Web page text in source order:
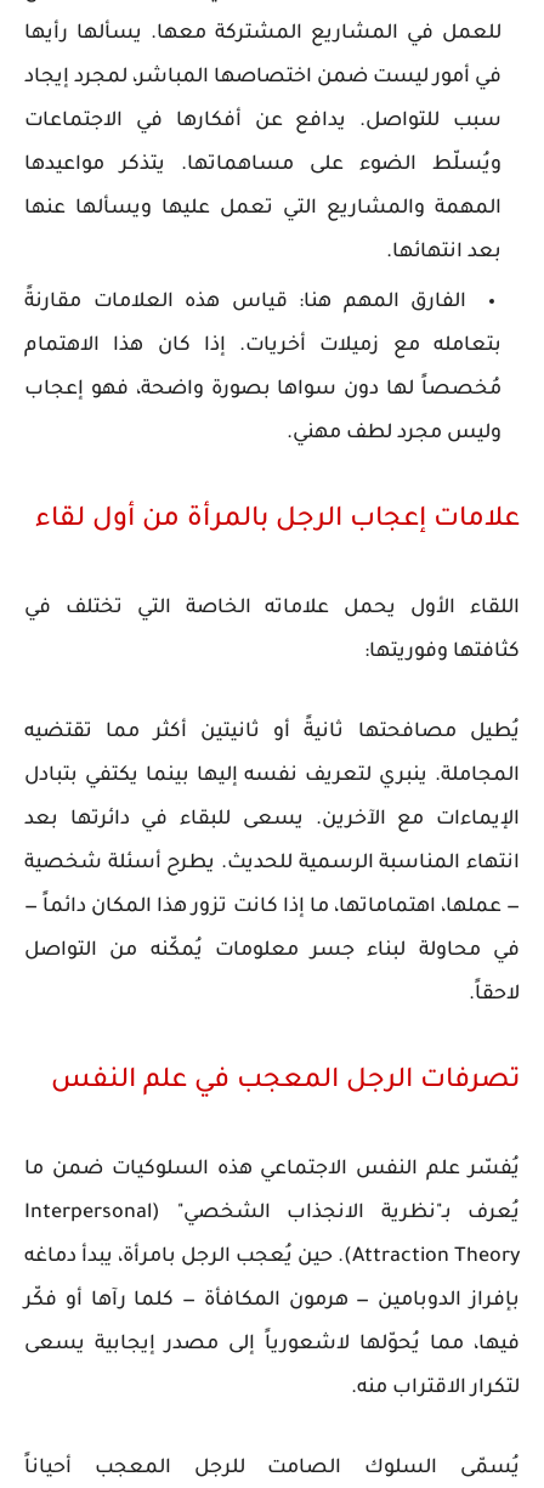
للعمل في المشاريع المشتركة معها. يسألها رأيها
في أمور ليست ضمن اختصاصها المباشر، لمجرد إيجاد
سبب للتواصل. يدافع عن أفكارها في الاجتماعات
ويُسلّط الضوء على مساهماتها. يتذكر مواعيدها
المهمة والمشاريع التي تعمل عليها ويسألها عنها
بعد انتهائها.
الفارق المهم هنا: قياس هذه العلامات مقارنةً
بتعامله مع زميلات أخريات. إذا كان هذا الاهتمام
مُخصصاً لها دون سواها بصورة واضحة، فهو إعجاب
وليس مجرد لطف مهني.
علامات إعجاب الرجل بالمرأة من أول لقاء
اللقاء الأول يحمل علاماته الخاصة التي تختلف في
كثافتها وفوريتها:
يُطيل مصافحتها ثانيةً أو ثانيتين أكثر مما تقتضيه
المجاملة. ينبري لتعريف نفسه إليها بينما يكتفي بتبادل
الإيماءات مع الآخرين. يسعى للبقاء في دائرتها بعد
انتهاء المناسبة الرسمية للحديث. يطرح أسئلة شخصية
— عملها، اهتماماتها، ما إذا كانت تزور هذا المكان دائماً —
في محاولة لبناء جسر معلومات يُمكّنه من التواصل
لاحقاً.
تصرفات الرجل المعجب في علم النفس
يُفسّر علم النفس الاجتماعي هذه السلوكيات ضمن ما
يُعرف بـ"نظرية الانجذاب الشخصي" (Interpersonal
Attraction Theory). حين يُعجب الرجل بامرأة، يبدأ دماغه
بإفراز الدوبامين — هرمون المكافأة — كلما رآها أو فكّر
فيها، مما يُحوّلها لاشعورياً إلى مصدر إيجابية يسعى
لتكرار الاقتراب منه.
يُسمّى السلوك الصامت للرجل المعجب أحياناً